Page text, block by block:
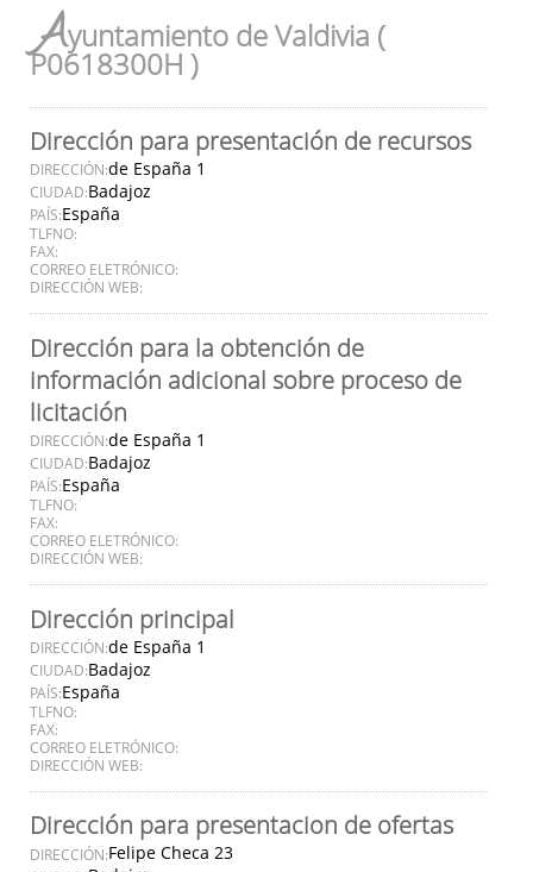
Ayuntamiento de Valdivia (
P0618300H )
Dirección para presentación de recursos
DIRECCIÓN:de España 1
CIUDAD:Badajoz
PAÍS:España
TLFNO:
FAX:
CORREO ELETRÓNICO:
DIRECCIÓN WEB:
Dirección para la obtención de
información adicional sobre proceso de
licitación
DIRECCIÓN:de España 1
CIUDAD:Badajoz
PAÍS:España
TLFNO:
FAX:
CORREO ELETRÓNICO:
DIRECCIÓN WEB:
Dirección principal
DIRECCIÓN:de España 1
CIUDAD:Badajoz
PAÍS:España
TLFNO:
FAX:
CORREO ELETRÓNICO:
DIRECCIÓN WEB:
Dirección para presentacion de ofertas
DIRECCIÓN:Felipe Checa 23